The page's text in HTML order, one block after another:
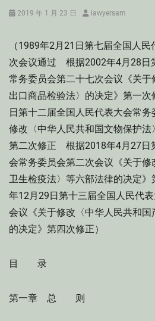
Posted
2019 年 1 月 23 日 Authorlawyersam
（1989年2月21日第七届全国人
次会议通过 根据2002年4月28日
常务委员会第二十七次会议《关
出口商品检验法〉的决定》第一
日第十二届全国人民代表大会常
修改〈中华人民共和国文物保护法
第二次修正 根据2018年4月27日
会常务委员会第二次会议《关于
卫生检疫法〉等六部法律的决定
年12月29日第十三届全国人民代
会议《关于修改〈中华人民共和
的决定》第四次修正）
目 录
第一章 总 则